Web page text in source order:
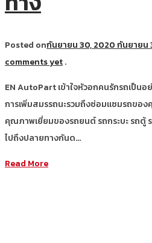
Posted onกันยายน 30, 2020กันยายน
comments yet.
EN AutoPart เข้าใจหัวอกคนรักรถเป็น
การเพิ่มสมรรถนะรวมถึงซ่อมแซมรถของ
คุณภาพเยี่ยมของรถยนต์ รถกระบะ รถตู้
ไปถึงปลายทางกันด…
Read More